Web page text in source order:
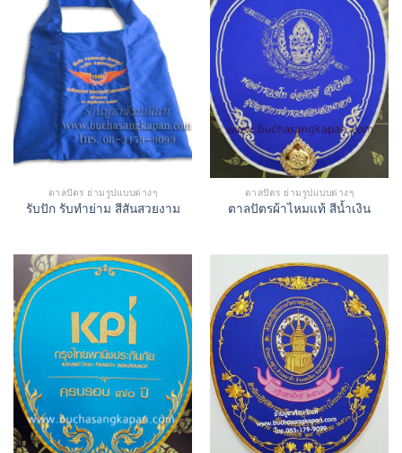
ตาลปัตร ย่ามรูปแบบต่างๆ
รับปัก รับทำย่าม สีสันสวยงาม
ตาลปัตร ย่ามรูปแบบต่างๆ
ตาลปัตรผ้าไหมแท้ สีน้ำเงิน